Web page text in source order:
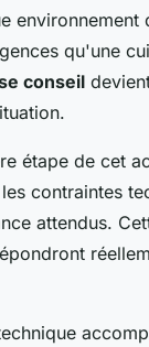
environnement
qu'une
conseil
étape de cet
contraintes
attendus.